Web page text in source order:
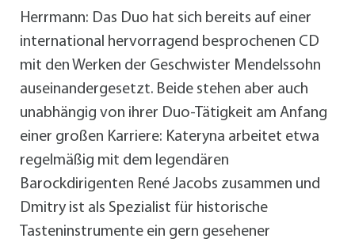
Herrmann: Das Duo hat sich bereits auf einer
international hervorragend besprochenen CD
mit den Werken der Geschwister Mendelssohn
auseinandergesetzt. Beide stehen aber auch
unabhängig von ihrer Duo-Tätigkeit am Anfang
einer großen Karriere: Kateryna arbeitet etwa
regelmäßig mit dem legendären
Barockdirigenten René Jacobs zusammen und
Dmitry ist als Spezialist für historische
Tasteninstrumente ein gern gesehener